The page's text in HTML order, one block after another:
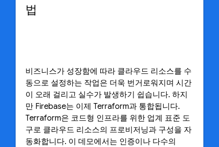
법
비즈니스가 성장함에 따라 클라우드 리소스를 수
동으로 설정하는 작업은 더욱 번거로워지며 시간
이 오래 걸리고 실수가 발생하기 쉽습니다. 하지
만 Firebase는 이제 Terraform과 통합됩니다.
Terraform은 코드형 인프라를 위한 업계 표준 도
구로 클라우드 리소스의 프로비저닝과 구성을 자
동화합니다. 이 데모에서는 인증이나 다수의